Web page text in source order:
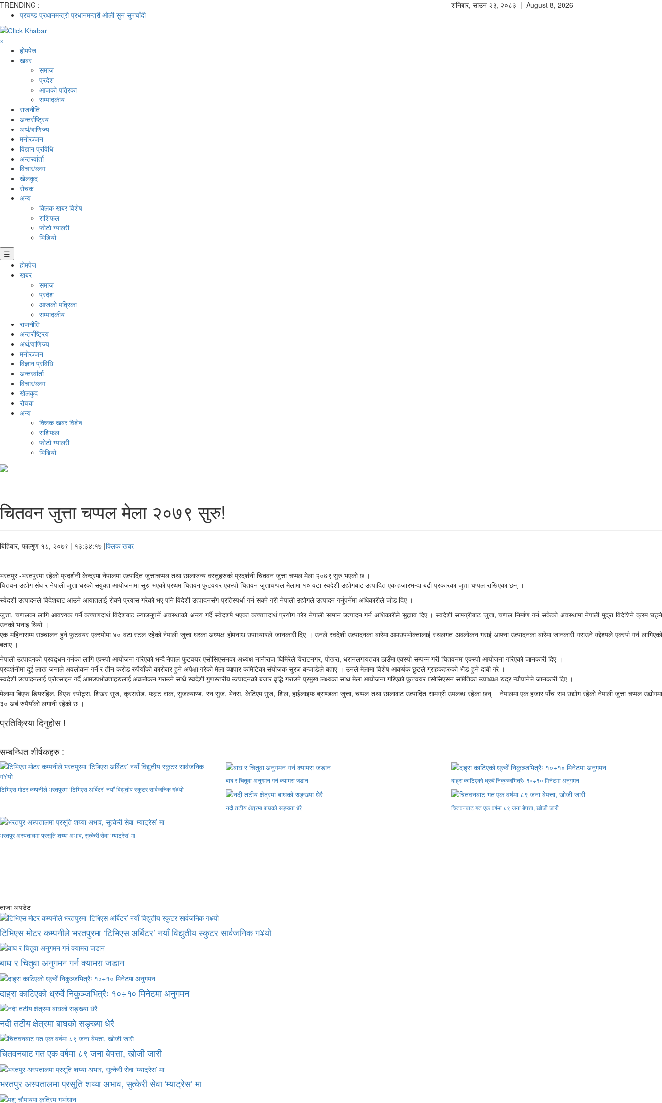
TRENDING :
प्रचण्ड प्रधानमन्त्री प्रधानमन्त्री ओली सुन सुनचाँदी
शनिबार, साउन २३, २०८३ | August 8, 2026
×
होमपेज
खबर
समाज
प्रदेश
आजको पत्रिका
सम्पादकीय
राजनीति
अन्तर्राष्ट्रिय
अर्थ/वाणिज्य
मनाेरञ्जन
विज्ञान प्रविधि
अन्तरर्वार्ता
विचार/ब्लग
खेलकुद
रोचक
अन्य
क्लिक खबर विशेष
राशिफल
फोटो ग्यालरी
भिडियो
☰
होमपेज
खबर
समाज
प्रदेश
आजको पत्रिका
सम्पादकीय
राजनीति
अन्तर्राष्ट्रिय
अर्थ/वाणिज्य
मनाेरञ्जन
विज्ञान प्रविधि
अन्तरर्वार्ता
विचार/ब्लग
खेलकुद
रोचक
अन्य
क्लिक खबर विशेष
राशिफल
फोटो ग्यालरी
भिडियो
चितवन जुत्ता चप्पल मेला २०७९ सुरु!
बिहिबार, फाल्गुण १८, २०७९ | १३:३४:१७ |क्लिक खबर
भरतपुर -भरतपुरमा रहेको प्रदर्शनी केन्द्रमा नेपालमा उत्पादित जुत्ताचप्पल तथा छालाजन्य वस्तुहरुको प्रदर्शनी चितवन जुत्ता चप्पल मेला २०७९ सुरु भएको छ ।
चितवन उद्योग संघ र नेपाली जुत्ता घरको संयुक्त आयोजनामा सुरु भएको प्रथम चितवन फुटवयर एक्स्पो चितवन जुत्ताचप्पल मेलामा १० वटा स्वदेशी उद्योगबाट उत्पादित एक हजारभन्दा बढी प्रकारका जुत्ता चप्पल राखिएका छन् ।
स्वेदशी उत्पादनले विदेशबाट आउने आयातलाई रोक्ने प्रयास गरेको भए पनि विदेशी उत्पादनसँग प्रतिस्पर्धा गर्न सक्ने गरी नेपाली उद्योगले उत्पादन गर्नुपर्नेमा अधिकारीले जोड दिए ।
जुत्ता, चप्पलका लागि आवश्यक पर्ने कच्चापदार्थ विदेशबाट ल्याउनुपर्ने अवस्थाको अन्त्य गर्दै स्वेदशमै भएका कच्चापदार्थ प्रयोग गरेर नेपाली सामान उत्पादन गर्न अधिकारीले सुझाव दिए । स्वदेशी सामग्रीबाट जुत्ता, चप्पल निर्माण गर्न सकेको अवस्थामा नेपाली मुद्रा विदेशिने क्रम घट्ने
उनको भनाइ थियो ।
एक महिनासम्म सञ्चालन हुने फुटवयर एक्स्पोमा ४० वटा स्टल रहेको नेपाली जुत्ता घरका अध्यक्ष होमनाथ उपाध्यायले जानकारी दिए । उनले स्वदेशी उत्पादनका बारेमा आमउपभोक्तालाई स्थलगत अवलोकन गराई आफ्ना उत्पादनका बारेमा जानकारी गराउने उद्देश्यले एक्स्पो गर्न लागिएको
बताए ।
नेपाली उत्पादनको प्रवद्र्धन गर्नका लागि एक्स्पो आयोजना गरिएको भन्दै नेपाल फुटवयर एसोसिएसनका अध्यक्ष नानीराज घिमिरेले विराटनगर, पोखरा, धरानलगायतका ठाउँमा एक्स्पो सम्पन्न गरी चितवनमा एक्स्पो आयोजना गरिएको जानकारी दिए ।
प्रदर्शनीमा दुई लाख जनाले अवलोकन गर्ने र तीन करोड रुपैयाँको कारोबार हुने अपेक्षा गरेको मेला व्यापार कमिटिका संयोजक सुरज बन्जाडेले बताए । उनले मेलामा विशेष आकर्षक छुटले ग्राहकहरुको भीड हुने दाबी गरे ।
स्वदेशी उत्पादनलाई प्रोत्साहन गर्दै आमउपभोक्ताहरुलाई अवलोकन गराउने साथै स्वदेशी गुणस्तरीय उत्पादनको बजार वृद्धि गराउने प्रमुख लक्ष्यका साथ मेला आयोजना गरिएको फुटवयर एसोसिएसन समितिका उपाध्यक्ष रुद्र न्यौपानेले जानकारी दिए ।
मेलामा बिएफ डियरहिल, बिएफ स्पोट्र्स, शिखर सुज, क्रसरोड, फस्र्ट वाक, सुजल्याण्ड, रन सुज, भेनस, केटिएम सुज, शिल, हाईलाइफ ब्राण्डका जुत्ता, चप्पल तथा छालाबाट उत्पादित सामग्री उपलब्ध रहेका छन् । नेपालमा एक हजार पाँच सय उद्योग रहेको नेपाली जुत्ता चप्पल उद्योगमा
३० अर्ब रुपैयाँको लगानी रहेको छ ।
प्रतिक्रिया दिनुहोस !
सम्बन्धित शीर्षकहरु :
टिभिएस मोटर कम्पनीले भरतपुरमा ‘टिभिएस अर्बिटर’ नयाँ विद्युतीय स्कुटर सार्वजनिक ग¥यो
बाघ र चितुवा अनुगमन गर्न क्यामरा जडान दाह्रा काटिएको ध्रुर्वे निकुञ्जभित्रैः १०÷१० मिनेटमा अनुगमन
नदी तटीय क्षेत्रमा बाघको सङ्ख्या धेरै चितवनबाट गत एक वर्षमा ८९ जना बेपत्ता, खोजी जारी
भरतपुर अस्पतालमा प्रसूति शय्या अभाव, सुत्केरी सेवा ‘म्याट्रेस’ मा
ताजा अपडेट
टिभिएस मोटर कम्पनीले भरतपुरमा ‘टिभिएस अर्बिटर’ नयाँ विद्युतीय स्कुटर सार्वजनिक ग¥यो
बाघ र चितुवा अनुगमन गर्न क्यामरा जडान
दाह्रा काटिएको ध्रुर्वे निकुञ्जभित्रैः १०÷१० मिनेटमा अनुगमन
नदी तटीय क्षेत्रमा बाघको सङ्ख्या धेरै
चितवनबाट गत एक वर्षमा ८९ जना बेपत्ता, खोजी जारी
भरतपुर अस्पतालमा प्रसूति शय्या अभाव, सुत्केरी सेवा ‘म्याट्रेस’ मा